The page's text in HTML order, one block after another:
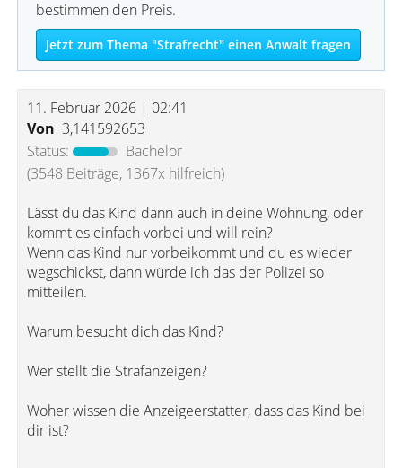
bestimmen den Preis.
Jetzt zum Thema "Strafrecht" einen Anwalt fragen
11. Februar 2026 | 02:41
Von 3,141592653
Status:
Bachelor
(3548 Beiträge, 1367x hilfreich)
Lässt du das Kind dann auch in deine Wohnung, oder
kommt es einfach vorbei und will rein?
Wenn das Kind nur vorbeikommt und du es wieder
wegschickst, dann würde ich das der Polizei so
mitteilen.
Warum besucht dich das Kind?
Wer stellt die Strafanzeigen?
Woher wissen die Anzeigeerstatter, dass das Kind bei
dir ist?